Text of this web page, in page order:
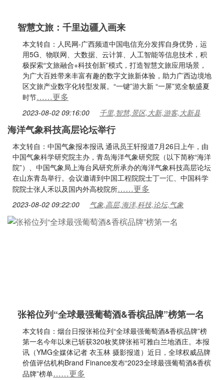
智慧文旅：千里边疆入画来
本文转自：人民网-广西频道中国电信充分发挥自身优势，运
用5G、物联网、大数据、云计算、人工智能等信息技术，积
极探索“文旅融合+科技创新”模式，打造智慧文旅应用场景，
为广大百姓带来丰富有趣的数字文旅新体验，助力广西边境地
区文旅产业数字化转型发展。“一键”游大新 “一屏”览全貌盛夏
时节……更多
2023-08-02 09:16:00 千里,智慧,景区,大新,游客,大新县
海洋气象科技高层论坛举行
本文转自：中国气象报本报讯 通讯员王轩报道7月26日上午，由
中国气象科学研究院主办，青岛海洋气象研究院（以下简称“海洋
院”）、中国气象局上海台风研究所承办的海洋气象科技高层论坛
在山东青岛举行。会议邀请到中国工程院院士丁一汇、中国科学
院院士张人禾以及国内外高校院所……更多
2023-08-02 09:22:00 气象,高层,海洋,科技,论坛,气象
张裕位列“全球最强葡萄酒&香槟品牌”榜第一名
本文转自：烟台日报张裕位列“全球最强葡萄酒&香槟品牌”榜
第一名今年以来已斩获320枚奖牌张裕可雅白兰地酒庄。本报
讯（YMG全媒体记者 衣玉林 摄影报道）近日，全球权威品牌
价值评估机构Brand Finance发布“2023全球最强葡萄酒&香槟
品牌”榜单……更多